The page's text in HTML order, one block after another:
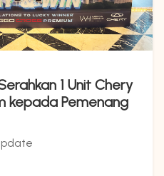
1 Unit Chery
kepada Pemenang